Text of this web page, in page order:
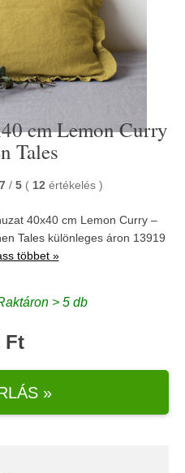
cm Lemon Curry
Tales
/ 5 ( 12 értékelés )
40x40 cm Lemon Curry –
Taleskülönleges áron 13919
többet »
> 5 db
Ft
»